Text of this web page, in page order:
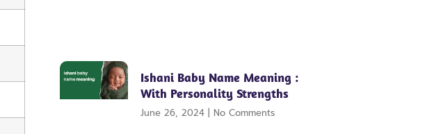
Ishani Baby Name Meaning :
With Personality Strengths
June 26, 2024 No Comments